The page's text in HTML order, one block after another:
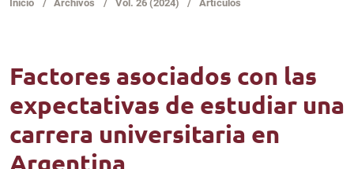
Inicio / Archivos / Vol. 26 (2024) / Artículos
Factores asociados con las
expectativas de estudiar una
carrera universitaria en
Argentina